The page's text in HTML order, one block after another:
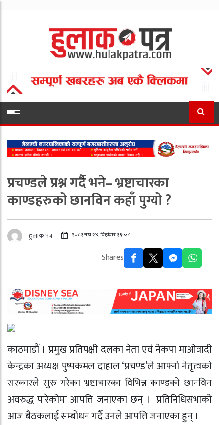
प्रचण्डले प्रश्न गर्दै भने– भ्रष्टाचारका
काण्डहरुको छानविन कहाँ पुग्यो ?
हुलाक पत्र २०८१ माघ २४, बिहीबार १६:०८
Shares
काठमाडौं । प्रमुख प्रतिपक्षी दलका नेता एवं नेकपा माओवादी
केन्द्रका अध्यक्ष पुष्पकमल दाहाल ‘प्रचण्ड’ले आफ्नो नेतृत्वको
सरकारले सुरु गरेका भ्रष्टाचारका विभिन्न काण्डको छानविन
अवरुद्ध पारेकोमा आपत्ति जनाएका छन् । प्रतिनिधिसभाको
आज बैठकलाई सम्बोधन गर्दै उनले आपत्ति जनाएका हुन् ।